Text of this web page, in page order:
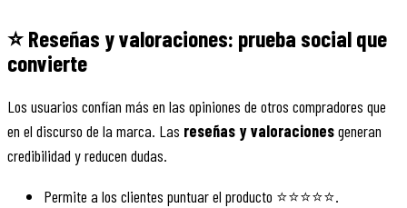
⭐ Reseñas y valoraciones: prueba social que
convierte
Los usuarios confían más en las opiniones de otros compradores que
en el discurso de la marca. Las reseñas y valoracionesgeneran
credibilidad y reducen dudas.
Permite a los clientes puntuar el producto ⭐⭐⭐⭐⭐.